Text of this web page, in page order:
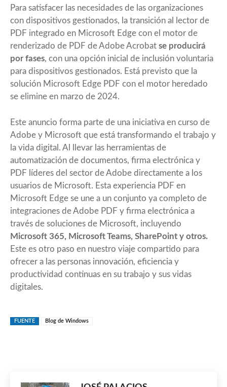
Para satisfacer las necesidades de las organizaciones
con dispositivos gestionados, la transición al lector de
PDF integrado en Microsoft Edge con el motor de
renderizado de PDF de Adobe Acrobat se producirá
por fases, con una opción inicial de inclusión voluntaria
para dispositivos gestionados. Está previsto que la
solución Microsoft Edge PDF con el motor heredado
se elimine en marzo de 2024.
Este anuncio forma parte de una iniciativa en curso de
Adobe y Microsoft que está transformando el trabajo y
la vida digital. Al llevar las herramientas de
automatización de documentos, firma electrónica y
PDF líderes del sector de Adobe directamente a los
usuarios de Microsoft. Esta experiencia PDF en
Microsoft Edge se une a un conjunto ya completo de
integraciones de Adobe PDF y firma electrónica a
través de soluciones de Microsoft, incluyendo
Microsoft 365, Microsoft Teams, SharePoint y otros.
Este es otro paso en nuestro viaje compartido para
ofrecer a las personas innovación, eficiencia y
productividad continuas en su trabajo y sus vidas
digitales.
FUENTE Blog de Windows